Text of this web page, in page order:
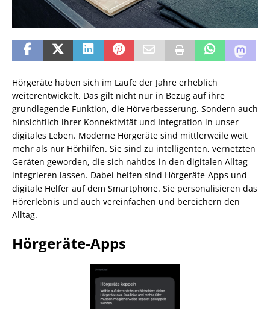
Hörgeräte haben sich im Laufe der Jahre erheblich
weiterentwickelt. Das gilt nicht nur in Bezug auf ihre
grundlegende Funktion, die Hörverbesserung. Sondern auch
hinsichtlich ihrer Konnektivität und Integration in unser
digitales Leben. Moderne Hörgeräte sind mittlerweile weit
mehr als nur Hörhilfen. Sie sind zu intelligenten, vernetzten
Geräten geworden, die sich nahtlos in den digitalen Alltag
integrieren lassen. Dabei helfen sind Hörgeräte-Apps und
digitale Helfer auf dem Smartphone. Sie personalisieren das
Hörerlebnis und auch vereinfachen und bereichern den
Alltag.
Hörgeräte-Apps